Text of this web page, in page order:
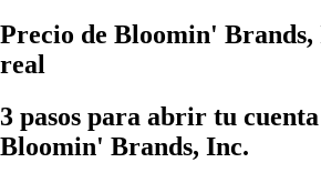
Precio de Bloomin' Brands,
real
3 pasos para abrir tu
Bloomin' Brands, Inc.